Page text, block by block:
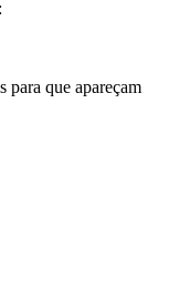
para que apareçam